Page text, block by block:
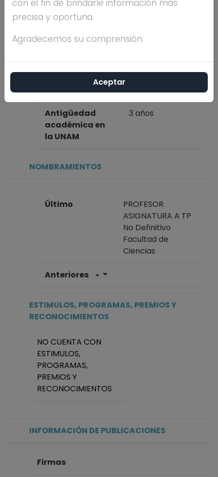
GUTIERREZ
Antigüedad
académica en
la UNAM
3 años
NOMBRAMIENTOS
Último
PROFESOR
ASIGNATURA A TP
No Definitivo
Facultad de
Ciencias
Anteriores
Facultad de
hasta 31-05-2023
ESTIMULOS, PROGRAMAS, PREMIOS Y
RECONOCIMIENTOS
NO CUENTA CON
ESTIMULOS,
PROGRAMAS,
PREMIOS Y
RECONOCIMIENTOS
INFORMACIÓN DE PUBLICACIONES
Firmas
con el fin de brindarle información más
precisa y oportuna.
Agradecemos su comprensión.
Aceptar